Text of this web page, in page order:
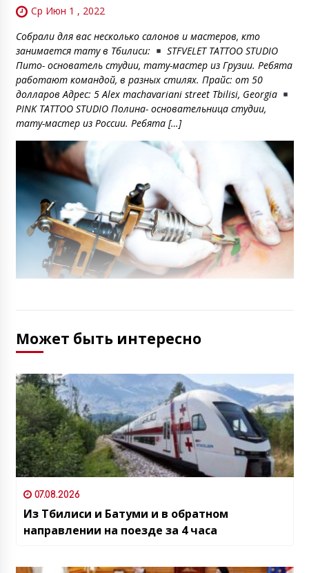
Ср Июн 1 , 2022
Собрали для вас несколько салонов и мастеров, кто
занимается тату в Тбилиси:
STFVELET TATTOO STUDIO
Пито- основатель студии, тату-мастер из Грузии. Ребята
работают командой, в разных стилях. Прайс: от 50
долларов Адрес: 5 Alex machavariani street Tbilisi, Georgia
PINK TATTOO STUDIO Полина- основательница студии,
тату-мастер из России. Ребята […]
Может быть интересно
07.08.2026
Из Тбилиси и Батуми и в обратном
направлении на поезде за 4 часа